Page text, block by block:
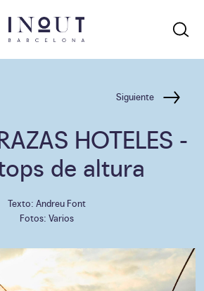
Siguiente
HOTELES -
de altura
Texto: Andreu Font
Fotos: Varios